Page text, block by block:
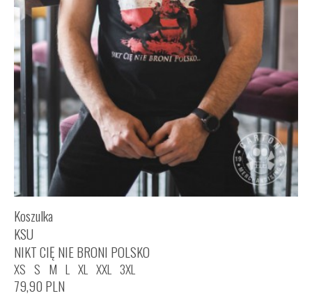
Koszulka
KSU
NIKT CIĘ NIE BRONI POLSKO
XS S M L XL XXL 3XL
79,90 PLN